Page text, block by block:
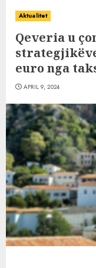
Aktualitet
Qeveria u
euro nga
APRIL 9, 2024